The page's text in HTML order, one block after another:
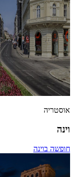
אוסטריה
וינה
חופשה בוינה